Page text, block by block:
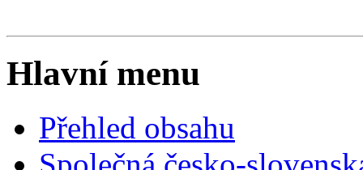
Hlavní menu
Přehled obsahu